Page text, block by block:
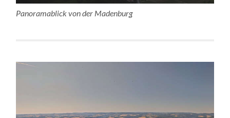
Panoramablick von der Madenburg